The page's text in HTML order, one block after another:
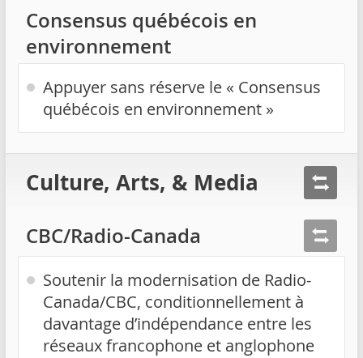
Consensus québécois en
environnement
Appuyer sans réserve le « Consensus
québécois en environnement »
Culture, Arts, & Media
CBC/Radio-Canada
Soutenir la modernisation de Radio-
Canada/CBC, conditionnellement à
davantage d’indépendance entre les
réseaux francophone et anglophone